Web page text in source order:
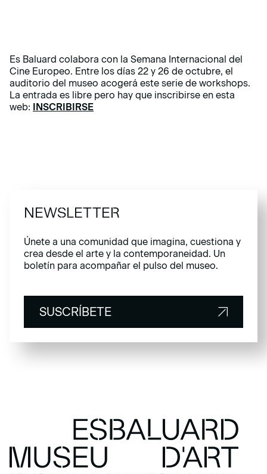
Es Baluard colabora con la Semana Internacional del
Cine Europeo. Entre los días 22 y 26 de octubre, el
auditorio del museo acogerá este serie de workshops.
La entrada es libre pero hay que inscribirse en esta
web: INSCRIBIRSE
NEWSLETTER
Únete a una comunidad que imagina, cuestiona y
crea desde el arte y la contemporaneidad. Un
boletín para acompañar el pulso del museo.
SUSCRÍBETE
SUSCRÍBETE